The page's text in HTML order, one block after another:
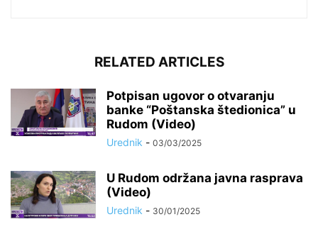
RELATED ARTICLES
Potpisan ugovor o otvaranju
banke “Poštanska štedionica” u
Rudom (Video)
Urednik - 03/03/2025
U Rudom održana javna rasprava
(Video)
Urednik - 30/01/2025